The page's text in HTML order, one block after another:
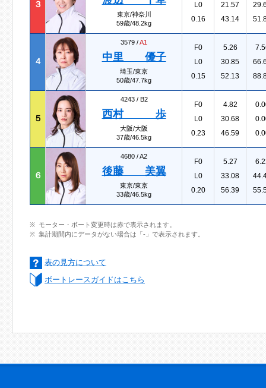
３
東京/神奈川
59歳/48.2kg
L0
0.16
21.57
43.14
４
3579 /A1
中里 優子
埼玉/東京
50歳/47.7kg
F0
L0
0.15
5.26
30.85
52.13
５
4243 / B2
西村 歩
大阪/大阪
37歳/46.5kg
F0
L0
0.23
4.82
30.68
46.59
６
4680 /A2
後藤 美翼
東京/東京
33歳/46.5kg
F0
L0
0.20
5.27
33.08
56.39
モーター・ボート変更時は赤で表示されます。
集計期間内にデータがない場合は「-」で表示されます。
表の見方について
ボートレースガイドはこちら